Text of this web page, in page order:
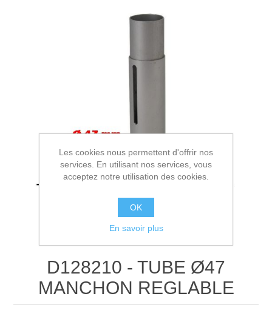
D128210 - TUBE Ø47
MANCHON REGLABLE
Les cookies nous permettent d'offrir nos
services. En utilisant nos services, vous
acceptez notre utilisation des cookies.
OK
En savoir plus